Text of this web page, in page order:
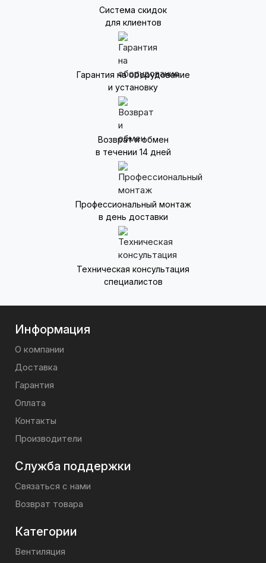
Система скидок
для клиентов
Гарантия на оборудование
и установку
Возврат и обмен
в течении 14 дней
Профессиональный монтаж
в день доставки
Техническая консультация
специалистов
Информация
О компании
Доставка
Гарантия
Оплата
Контакты
Производители
Служба поддержки
Связаться с нами
Возврат товара
Категории
Вентиляция